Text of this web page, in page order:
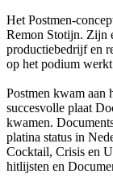
Het Postmen-
Remon Stotijn. Zijn
productiebedrijf en
op het podium
Postmen kwam aan
succesvolle plaat
kwamen.
platina status in
Cocktail, Crisis en
hitlijsten en